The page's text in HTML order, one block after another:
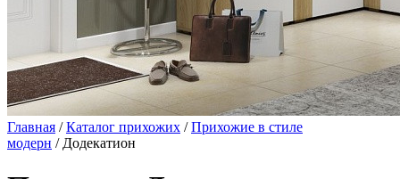
Главная /Каталог прихожих /Прихожие в стиле
модерн / Додекатион